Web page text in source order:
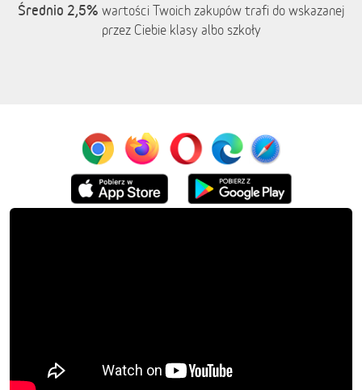
Średnio 2,5% wartości Twoich zakupów trafi do wskazanej
przez Ciebie klasy albo szkoły